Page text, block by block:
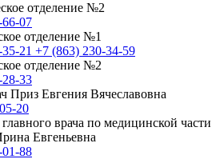
отделение №2
07
отделение №1
21 +7 (863) 230-34-59
отделение №2
33
Приз Евгения Вячеславовна
20
главного врача по медицинской части
Евгеньевна
88